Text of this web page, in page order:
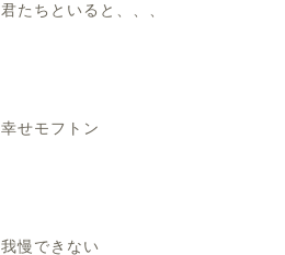
君たちといると、、、
幸せモフトン
我慢できない